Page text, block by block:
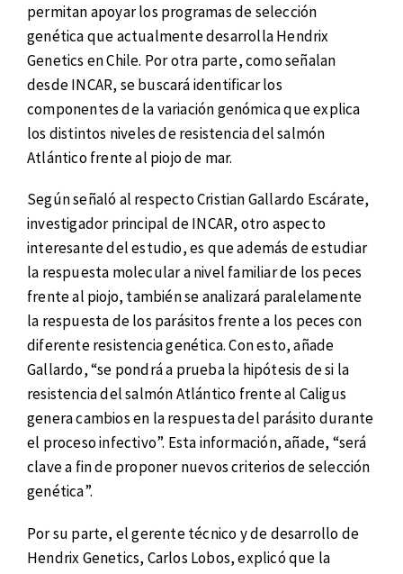
permitan apoyar los programas de selección
genética que actualmente desarrolla Hendrix
Genetics en Chile. Por otra parte, como señalan
desde INCAR, se buscará identificar los
componentes de la variación genómica que explica
los distintos niveles de resistencia del salmón
Atlántico frente al piojo de mar.
Según señaló al respecto Cristian Gallardo Escárate,
investigador principal de INCAR, otro aspecto
interesante del estudio, es que además de estudiar
la respuesta molecular a nivel familiar de los peces
frente al piojo, también se analizará paralelamente
la respuesta de los parásitos frente a los peces con
diferente resistencia genética. Con esto, añade
Gallardo, “se pondrá a prueba la hipótesis de si la
resistencia del salmón Atlántico frente al Caligus
genera cambios en la respuesta del parásito durante
el proceso infectivo”. Esta información, añade, “será
clave a fin de proponer nuevos criterios de selección
genética”.
Por su parte, el gerente técnico y de desarrollo de
Hendrix Genetics, Carlos Lobos, explicó que la